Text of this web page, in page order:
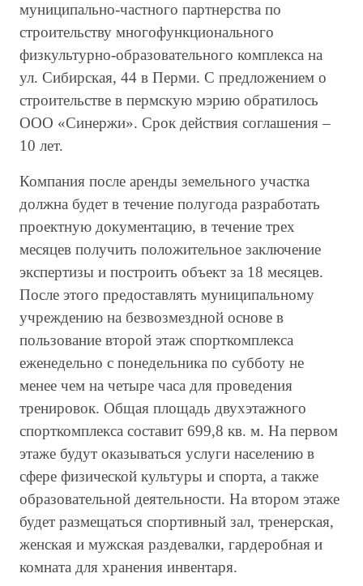
муниципально-частного партнерства по
строительству многофункционального
физкультурно-образовательного комплекса на
ул. Сибирская, 44 в Перми. С предложением о
строительстве в пермскую мэрию обратилось
ООО «Синержи». Срок действия соглашения –
10 лет.
Компания после аренды земельного участка
должна будет в течение полугода разработать
проектную документацию, в течение трех
месяцев получить положительное заключение
экспертизы и построить объект за 18 месяцев.
После этого предоставлять муниципальному
учреждению на безвозмездной основе в
пользование второй этаж спорткомплекса
еженедельно с понедельника по субботу не
менее чем на четыре часа для проведения
тренировок. Общая площадь двухэтажного
спорткомплекса составит 699,8 кв. м. На первом
этаже будут оказываться услуги населению в
сфере физической культуры и спорта, а также
образовательной деятельности. На втором этаже
будет размещаться спортивный зал, тренерская,
женская и мужская раздевалки, гардеробная и
комната для хранения инвентаря.